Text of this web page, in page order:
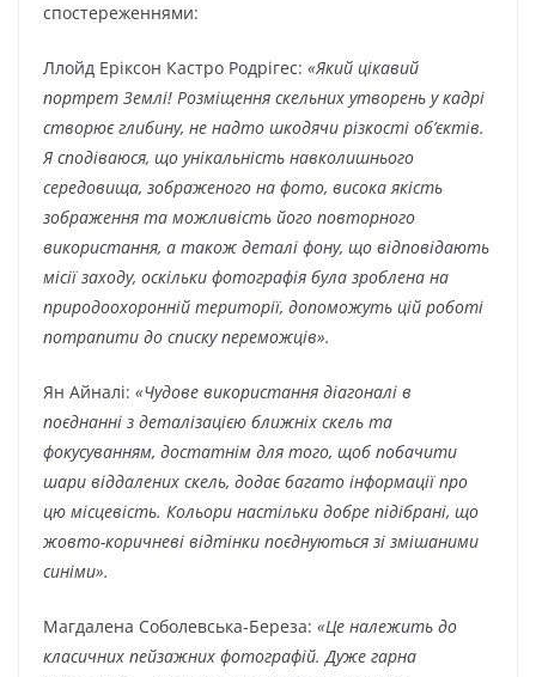
спостереженнями:
Ллойд Еріксон Кастро Родрігес: «Який цікавий
портрет Землі! Розміщення скельних утворень у кадрі
створює глибину, не надто шкодячи різкості об’єктів.
Я сподіваюся, що унікальність навколишнього
середовища, зображеного на фото, висока якість
зображення та можливість його повторного
використання, а також деталі фону, що відповідають
місії заходу, оскільки фотографія була зроблена на
природоохоронній території, допоможуть цій роботі
потрапити до списку переможців».
Ян Айналі: «Чудове використання діагоналі в
поєднанні з деталізацією ближніх скель та
фокусуванням, достатнім для того, щоб побачити
шари віддалених скель, додає багато інформації про
цю місцевість. Кольори настільки добре підібрані, що
жовто-коричневі відтінки поєднуються зі змішаними
синіми».
Магдалена Соболевська-Береза: «Це належить до
класичних пейзажних фотографій. Дуже гарна